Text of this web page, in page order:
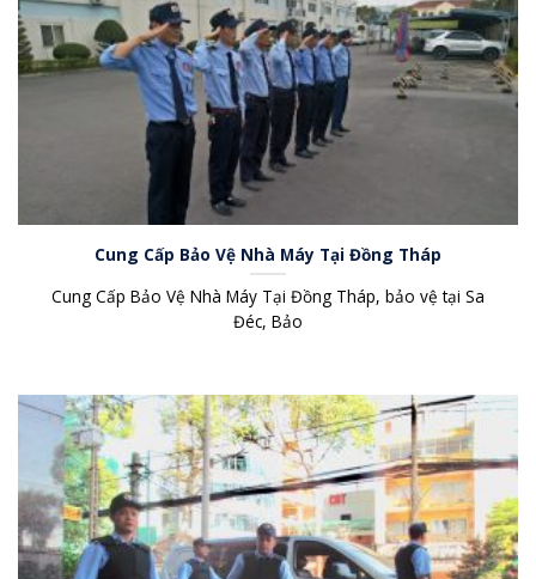
Cung Cấp Bảo Vệ Nhà Máy Tại Đồng Tháp
Cung Cấp Bảo Vệ Nhà Máy Tại Đồng Tháp, bảo vệ tại Sa
Đéc, Bảo